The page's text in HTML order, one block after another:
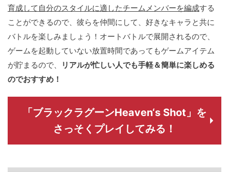
育成して自分のスタイルに適したチームメンバーを編成する
ことができるので、彼らを仲間にして、好きなキャラと共に
バトルを楽しみましょう！オートバトルで展開されるので、
ゲームを起動していない放置時間であってもゲームアイテム
が貯まるので、
リアルが忙しい人でも手軽＆簡単に楽しめる
のでおすすめ！
「ブラックラグーンHeaven‘s Shot」を
さっそくプレイしてみる！